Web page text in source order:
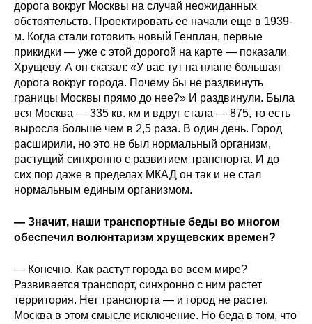
дорога вокруг Москвы на случай неожиданных
обстоятельств. Проектировать ее начали еще в 1939-
м. Когда стали готовить новый Генплан, первые
прикидки — уже с этой дорогой на карте — показали
Хрущеву. А он сказал: «У вас тут на плане большая
дорога вокруг города. Почему бы не раздвинуть
границы Москвы прямо до нее?» И раздвинули. Была
вся Москва — 335 кв. км и вдруг стала — 875, то есть
выросла больше чем в 2,5 раза. В один день. Город
расширили, но это не был нормальный организм,
растущий синхронно с развитием транспорта. И до
сих пор даже в пределах МКАД он так и не стал
нормальным единым организмом.
— Значит, наши транспортные беды во многом
обеспечил волюнтаризм хрущевских времен?
— Конечно. Как растут города во всем мире?
Развивается транспорт, синхронно с ним растет
территория. Нет транспорта — и город не растет.
Москва в этом смысле исключение. Но беда в том, что